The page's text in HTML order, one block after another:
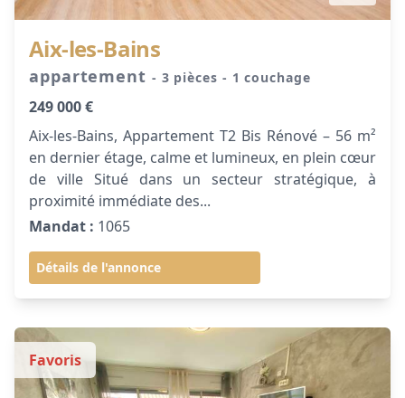
Aix-les-Bains
appartement - 3 pièces - 1 couchage
249 000 €
Aix-les-Bains, Appartement T2 Bis Rénové – 56 m²
en dernier étage, calme et lumineux, en plein cœur
de ville Situé dans un secteur stratégique, à
proximité immédiate des...
Mandat : 1065
Détails de l'annonce
Favoris